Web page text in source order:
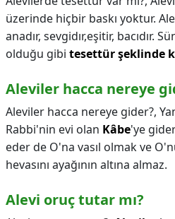
üzerinde hiçbir baskı yoktur.
anadır, sevgidır,eşitir, bacıdır.
olduğu gibi tesettür şeklinde
Aleviler hacca nereye
Aleviler hacca nereye gider?,
Rabbi'nin evi olan Kâbe'ye
eder de O'na vasıl olmak ve
hevasını ayağının altına almaz.
Alevi oruç tutar mı?